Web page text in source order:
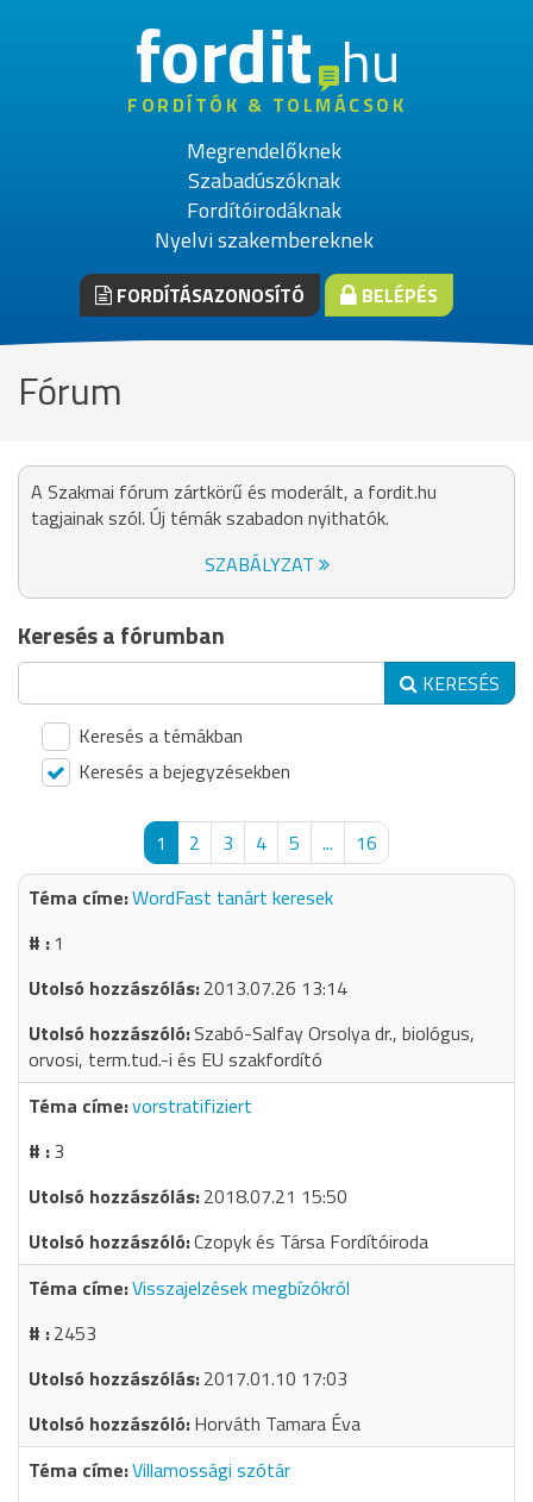
fordithu
FORDÍTÓK & TOLMÁCSOK
Megrendelőknek
Szabadúszóknak
Fordítóirodáknak
Nyelvi szakembereknek
FORDÍTÁSAZONOSÍTÓ BELÉPÉS
Fórum
A Szakmai fórum zártkörű és moderált, a fordit.hu
tagjainak szól. Új témák szabadon nyithatók.
SZABÁLYZAT
Keresés a fórumban
KERESÉS
Keresés a témákban
Keresés a bejegyzésekben
1 2 3 4 5 ...
16
WordFast tanárt keresek
1
2013.07.26 13:14
Szabó-Salfay Orsolya dr., biológus,
orvosi, term.tud.-i és EU szakfordító
vorstratifiziert
3
2018.07.21 15:50
Czopyk és Társa Fordítóiroda
Visszajelzések megbízókról
2453
2017.01.10 17:03
Horváth Tamara Éva
Villamossági szótár